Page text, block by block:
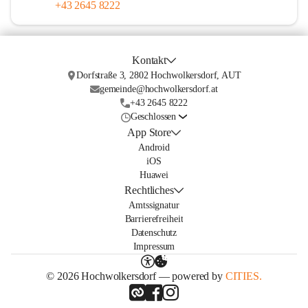
+43 2645 8222
Kontakt
Dorfstraße 3, 2802 Hochwolkersdorf, AUT
gemeinde@hochwolkersdorf.at
+43 2645 8222
Geschlossen
App Store
Android
iOS
Huawei
Rechtliches
Amtssignatur
Barrierefreiheit
Datenschutz
Impressum
© 2026 Hochwolkersdorf — powered by CITIES.